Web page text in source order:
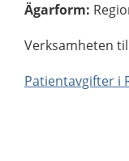
Ägarform:
Verksamheten
Patientavgifter i